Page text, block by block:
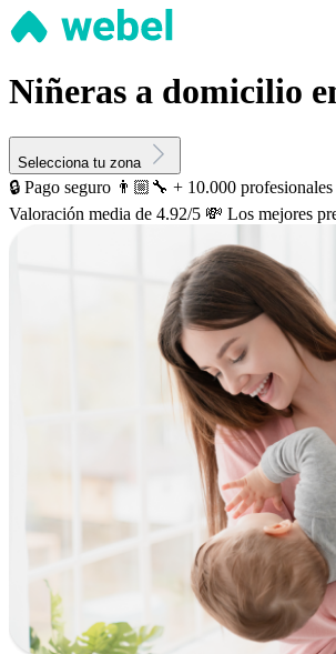
Niñeras a domicilio
Selecciona tu zona
🔒 Pago seguro 👨🏼‍🔧 + 10.000
Valoración media de 4.92/5 💸 Los mejores